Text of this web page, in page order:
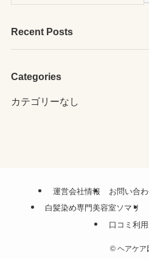
Recent Posts
Categories
カテゴリーなし
運営会社情報 お問い合
白髪染め専門美容室ソマリ
口コミ利
©ヘアケア